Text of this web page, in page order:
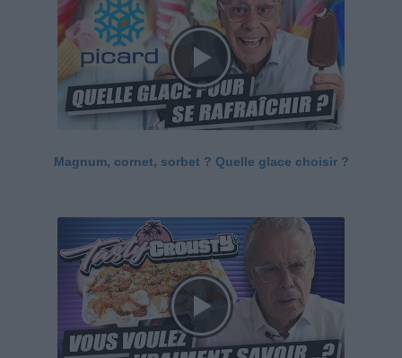
Magnum, cornet, sorbet ? Quelle glace choisir ?